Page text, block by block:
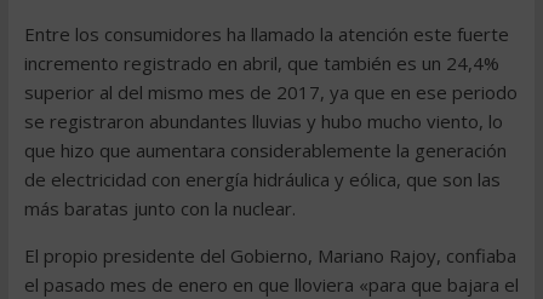
Entre los consumidores ha llamado la atención este fuerte
incremento registrado en abril, que también es un 24,4%
superior al del mismo mes de 2017, ya que en ese periodo
se registraron abundantes lluvias y hubo mucho viento, lo
que hizo que aumentara considerablemente la generación
de electricidad con energía hidráulica y eólica, que son las
más baratas junto con la nuclear.
El propio presidente del Gobierno, Mariano Rajoy, confiaba
el pasado mes de enero en que lloviera «para que bajara el